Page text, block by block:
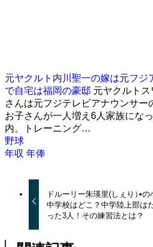
元ヤクルト内川聖一の嫁は元フジ
で自宅は福岡の豪邸 元ヤクルト
さんは元フジテレビアナウンサー
お子さんが一人増え6人家族にな
内。トレーニング…
野球
年収 年俸
ドルーリー朱瑛里(しぇり）の
中学校はどこ？中学陸上部は
った3人！その練習法とは？